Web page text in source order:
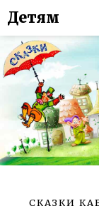
Детям
СКАЗКИ